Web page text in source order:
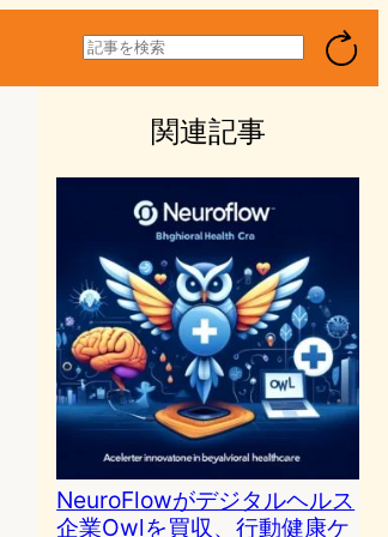
検
索
関連記事
NeuroFlowがデジタルヘルス
企業Owlを買収、行動健康ケ